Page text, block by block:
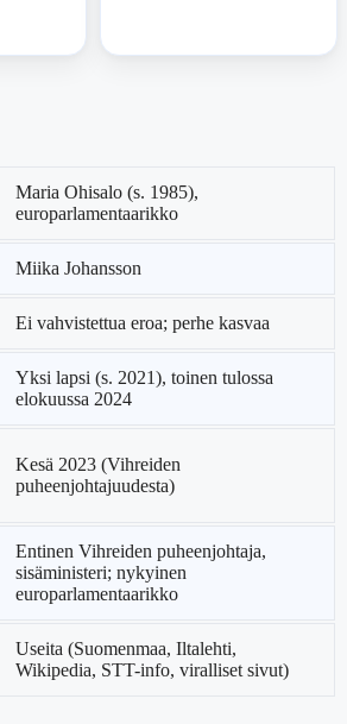
Maria Ohisalo (s. 1985),
europarlamentaarikko
Miika Johansson
Ei vahvistettua eroa; perhe kasvaa
Yksi lapsi (s. 2021), toinen tulossa
elokuussa 2024
Kesä 2023 (Vihreiden
puheenjohtajuudesta)
Entinen Vihreiden puheenjohtaja,
sisäministeri; nykyinen
europarlamentaarikko
Useita (Suomenmaa, Iltalehti,
Wikipedia, STT-info, viralliset sivut)